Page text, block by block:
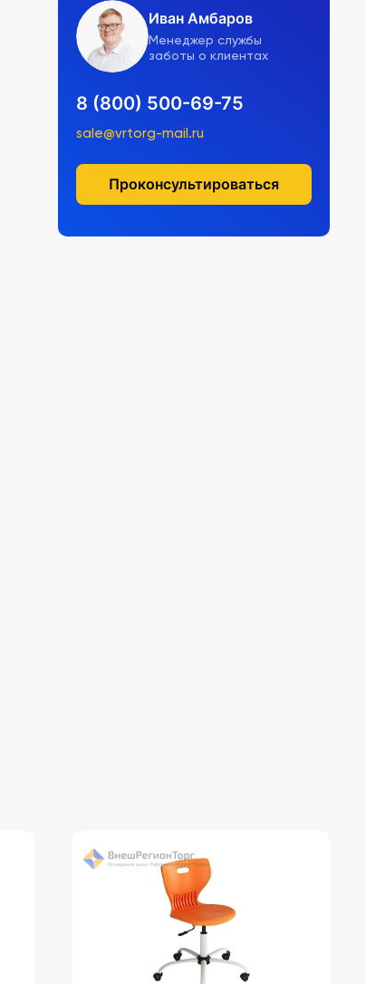
Иван Амбаров
Менеджер службы
заботы о клиентах
8 (800) 500-69-75
sale@vrtorg-mail.ru
Проконсультироваться